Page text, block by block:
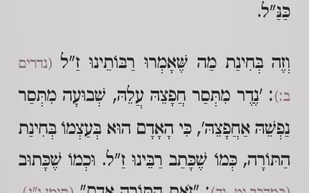
כַּנַּ"ל.
וְזֶה בְּחִינַת מַה שֶּׁאָמְרוּ רַבּוֹתֵינוּ זַ"ל (נדרים
ב:): 'נֶדֶר מִתְּסַר חֲפָצֵהּ עֲלֵהּ, שְׁבוּעָה מִתְּסַר
נַפְשֵׁהּ אַחֲפָצֵהּ', כִּי הָאָדָם הוּא בְּעַצְמוֹ בְּחִינַת
הַתּוֹרָה, כְּמוֹ שֶׁכָּתַב רַבֵּינוּ זַ"ל. וּכְמוֹ שֶׁכָּתוּב